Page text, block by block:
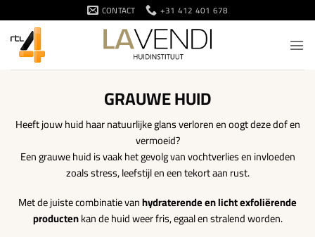
naar
inhoud
CONTACT +31 412 401 678
GRAUWE HUID
Heeft jouw huid haar natuurlijke glans verloren en oogt deze dof en
vermoeid?
Een grauwe huid is vaak het gevolg van vochtverlies en invloeden
zoals stress, leefstijl en een tekort aan rust.
Met de juiste combinatie vanhydraterende en licht exfoliërende
productenkan de huid weer fris, egaal en stralend worden.